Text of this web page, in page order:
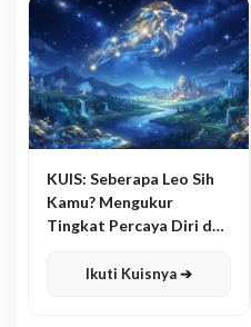
KUIS: Seberapa Leo Sih
Kamu? Mengukur
Tingkat Percaya Diri dan
Ikuti Kuisnya ➔